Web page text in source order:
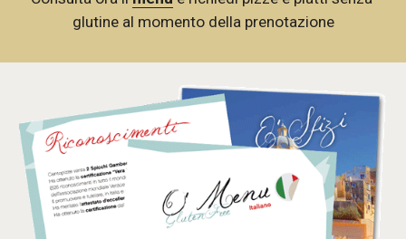
glutine al momento della prenotazione